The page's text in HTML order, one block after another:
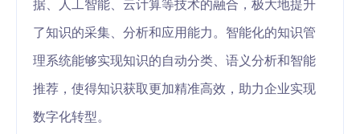
据、人工智能、云计算等技术的融合，极大地提升
了知识的采集、分析和应用能力。智能化的知识管
理系统能够实现知识的自动分类、语义分析和智能
推荐，使得知识获取更加精准高效，助力企业实现
数字化转型。